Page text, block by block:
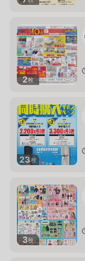
2枚
23枚
3枚